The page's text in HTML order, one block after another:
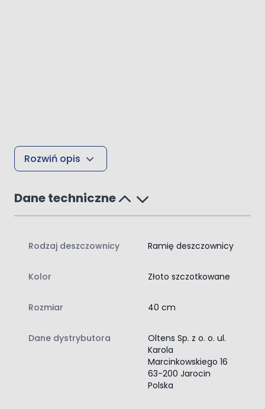
Rozwiń opis
Dane techniczne
Rodzaj deszczownicy Ramię deszczownicy
Kolor Złoto szczotkowane
Rozmiar 40 cm
Dane dystrybutora
Oltens Sp. z o. o. ul.
Karola
Marcinkowskiego 16
63-200 Jarocin
Polska